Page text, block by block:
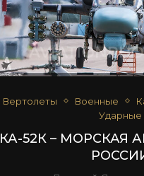
Вертолеты Военные
Ударные
КА-52К – МОРСКАЯ